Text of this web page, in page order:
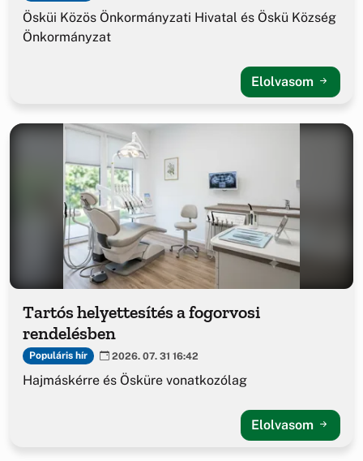
Ösküi Közös Önkormányzati Hivatal és Öskü Község
Önkormányzat
Elolvasom
Tartós helyettesítés a fogorvosi
rendelésben
Populáris hír 2026. 07. 31 16:42
Hajmáskérre és Ösküre vonatkozólag
Elolvasom